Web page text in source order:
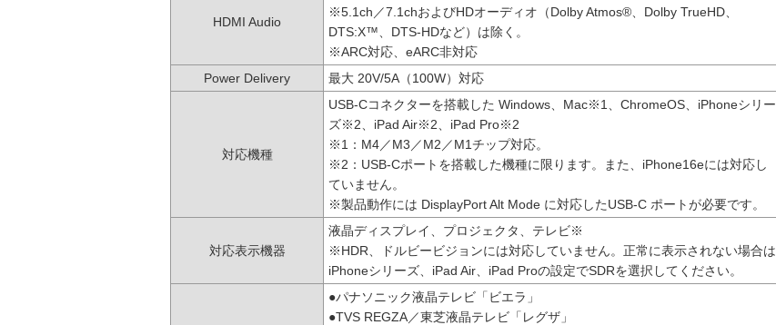
HDMI Audio
※5.1ch／7.1chおよびHDオーディオ（Dolby Atmos®、Dolby TrueHD、
DTS:X™、DTS-HDなど）は除く。
※ARC対応、eARC非対応
Power Delivery
最大 20V/5A（100W）対応
対応機種
USB-Cコネクターを搭載した Windows、Mac※1、ChromeOS、iPhoneシリー
ズ※2、iPad Air※2、iPad Pro※2
※1：M4／M3／M2／M1チップ対応。
※2：USB-Cポートを搭載した機種に限ります。また、iPhone16eには対応し
ていません。
※製品動作には DisplayPort Alt Mode に対応したUSB-C ポートが必要です。
対応表示機器
液晶ディスプレイ、プロジェクタ、テレビ※
※HDR、ドルビービジョンには対応していません。正常に表示されない場合は
iPhoneシリーズ、iPad Air、iPad Proの設定でSDRを選択してください。
●パナソニック液晶テレビ「ビエラ」
●TVS REGZA／東芝液晶テレビ「レグザ」